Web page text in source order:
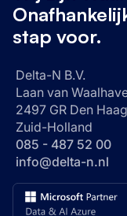
stap voor.
Delta-N B.V.
Laan van
2497 GR Den Haag
Zuid-Holland
085 - 487 52 00
info@delta-n.nl